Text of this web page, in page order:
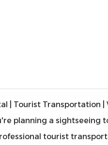
| Tourist Transportation
planning a
tourist